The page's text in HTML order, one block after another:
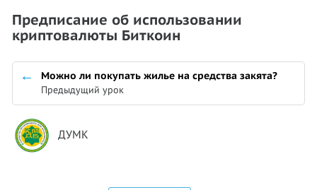
Предписание об использовании
криптовалюты Биткоин
Можно ли покупать жилье на средства закята?
Предыдущий урок
ДУМК